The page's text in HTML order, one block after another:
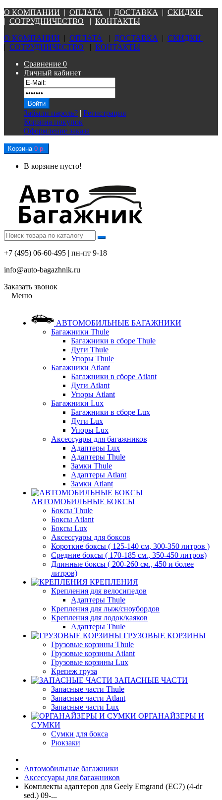
О КОМПАНИИ | ОПЛАТА | ДОСТАВКА | СКИДКИ
| СОТРУДНИЧЕСТВО | КОНТАКТЫ
О КОМПАНИИ | ОПЛАТА | ДОСТАВКА | СКИДКИ
| СОТРУДНИЧЕСТВО | КОНТАКТЫ
Сравнение 0
Личный кабинет
Забыли пароль? | Регистрация
Корзина покупок
Оформление заказа
Корзина 0 р.
В корзине пусто!
+7 (495) 06-60-495 | пн-пт 9-18
info@auto-bagazhnik.ru
Заказать звонок
Меню
АВТОМОБИЛЬНЫЕ БАГАЖНИКИ
Багажники Thule
Багажники в сборе Thule
Дуги Thule
Упоры Thule
Багажники Atlant
Багажники в сборе Atlant
Дуги Atlant
Упоры Atlant
Багажники Lux
Багажники в сборе Lux
Дуги Lux
Упоры Lux
Аксессуары для багажников
Адаптеры Lux
Адаптеры Thule
Замки Thule
Адаптеры Atlant
Замки Atlant
АВТОМОБИЛЬНЫЕ БОКСЫ
Боксы Thule
Боксы Atlant
Боксы Lux
Аксессуары для боксов
Короткие боксы ( 125-140 см, 300-350 литров )
Средние боксы ( 170-185 см., 350-450 литров)
Длинные боксы ( 200-260 см., 450 и более
литров)
КРЕПЛЕНИЯ
Крепления для велосипедов
Адаптеры Thule
Крепления для лыж/сноубордов
Крепления для лодок/каяков
Адаптеры Thule
ГРУЗОВЫЕ КОРЗИНЫ
Грузовые корзины Thule
Грузовые корзины Atlant
Грузовые корзины Lux
Крепеж груза
ЗАПАСНЫЕ ЧАСТИ
Запасные части Thule
Запасные части Atlant
Запасные части Lux
ОРГАНАЙЗЕРЫ И
СУМКИ
Сумки для бокса
Рюкзаки
Автомобильные багажники
Аксессуары для багажников
Комплекты адаптеров для Geely Emgrand (EC7) (4-dr
sed.) 09-...